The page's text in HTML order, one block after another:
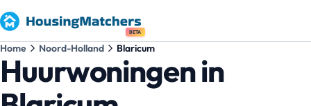
BETA
Home Noord-Holland Blaricum
Huurwoningen in